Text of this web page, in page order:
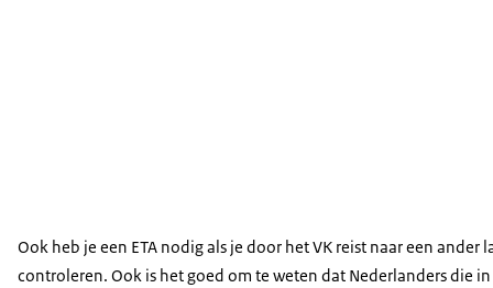
Ook heb je een ETA nodig als je door het VK reist naar een ander
controleren. Ook is het goed om te weten dat Nederlanders die